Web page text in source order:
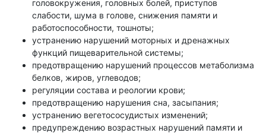
головокружения, головных болей, приступов
слабости, шума в голове, снижения памяти и
работоспособности, тошноты;
устранению нарушений моторных и дренажных
функций пищеварительной системы;
предотвращению нарушений процессов метаболизма
белков, жиров, углеводов;
регуляции состава и реологии крови;
предотвращению нарушения сна, засыпания;
устранению вегетососудистых изменений;
предупреждению возрастных нарушений памяти и